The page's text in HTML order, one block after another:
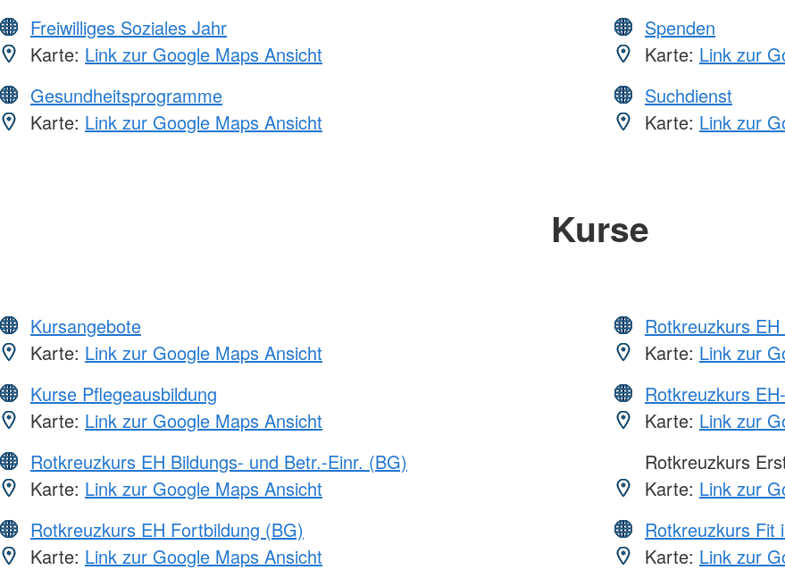
Freiwilliges Soziales Jahr
Karte: Link zur Google Maps Ansicht
Gesundheitsprogramme
Karte: Link zur Google Maps Ansicht
Spenden
Karte: Link zur
Suchdienst
Karte: Link zur
Kurse
Kursangebote
Karte: Link zur Google Maps Ansicht
Kurse Pflegeausbildung
Karte: Link zur Google Maps Ansicht
Rotkreuzkurs EH Bildungs- und Betr.-Einr. (BG)
Karte: Link zur Google Maps Ansicht
Rotkreuzkurs EH Fortbildung (BG)
Karte: Link zur Google Maps Ansicht
Rotkreuzkurs
Karte: Link zur
Rotkreuzkurs
Karte: Link zur
Rotkreuzkurs
Karte: Link zur
Rotkreuzkurs Fit
Karte: Link zur